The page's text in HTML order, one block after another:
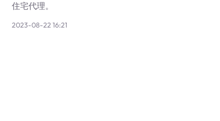
住宅代理。
2023-08-22 16:21